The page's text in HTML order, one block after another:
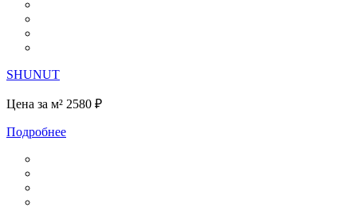
SHUNUT
Цена за м² 2580 ₽
Подробнее